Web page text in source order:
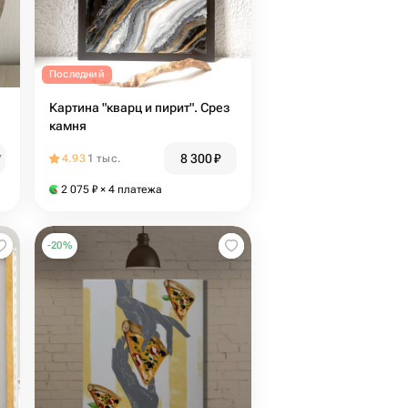
Последний
Картина "кварц и пирит". Срез
камня
4.93 1 тыс. 8 300₽
2 075 ₽ × 4 платежа
-20%